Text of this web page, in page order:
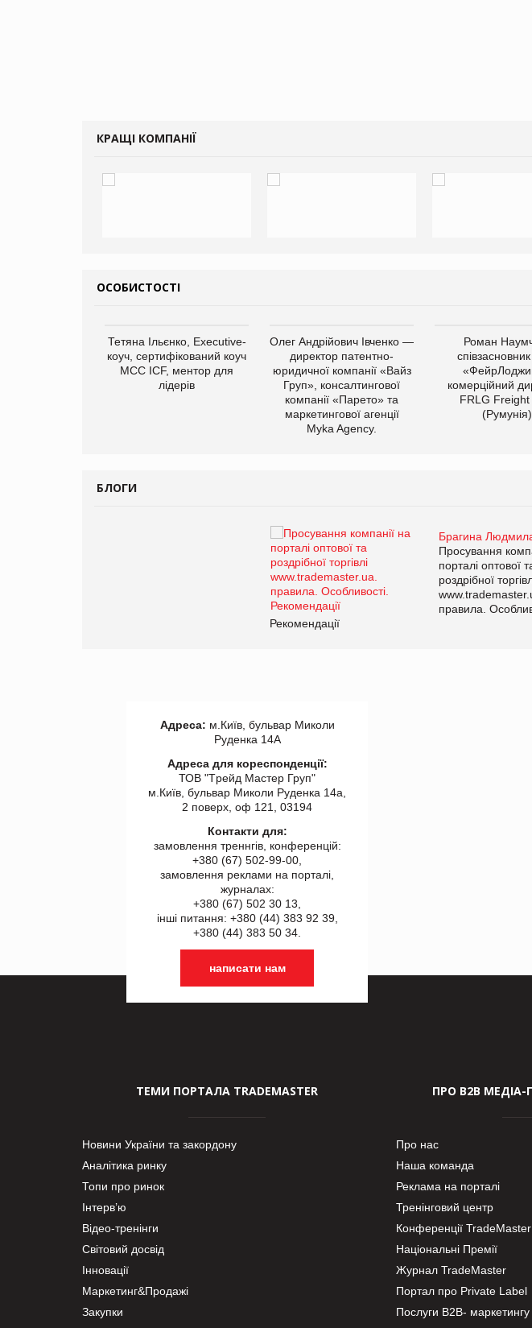
КРАЩІ КОМПАНІЇ
ОСОБИСТОСТІ
Тетяна Ільєнко, Executive-
коуч, сертифікований коуч
МСС ICF, ментор для
лідерів
Олег Андрійович Івченко —
директор патентно-
юридичної компанії «Вайз
Груп», консалтингової
компанії «Парето» та
маркетингової агенції
Myka Agency.
Роман
комерційний
FRLG Freight
(Румунія)
БЛОГИ
Брагина
Просування
порталі оптової
роздрібної
правила.
Рекомендації
Адреса: м.Київ, бульвар Миколи
Руденка 14А
Адреса для кореспонденції:
ТОВ "Tрейд Мастер Груп"
м.Київ, бульвар Миколи Руденка 14а,
2 поверх, оф 121, 03194
Контакти для:
замовлення треннгів, конференцій:
+380 (67) 502-99-00,
замовлення реклами на порталі,
журналах:
+380 (67) 502 30 13,
інші питання: +380 (44) 383 92 39,
+380 (44) 383 50 34.
написати нам
ТЕМИ ПОРТАЛА TRADEMASTER
Новини України та закордону
Аналітика ринку
Топи про ринок
Інтерв’ю
Відео-тренінги
Світовий досвід
Інновації
Маркетинг&Продажі
Закупки
ПРО В2В МЕДІА-
Про нас
Наша команда
Реклама на порталі
Тренінговий центр
Конференції TradeMaster
Національні Премії
Журнал TradeMaster
Портал про Private Label
Послуги В2В- маркетингу